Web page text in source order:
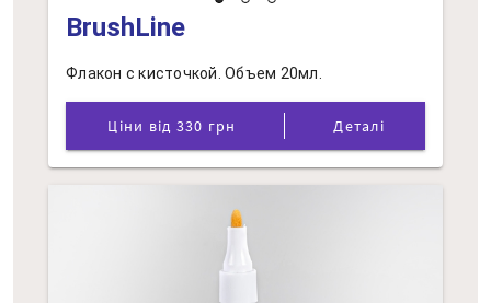
BrushLine
Флакон с кисточкой. Объем 20мл.
Ціни від 330 грн Деталі